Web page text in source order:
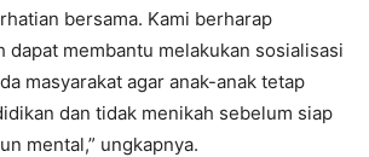
bersama. Kami berharap
dapat membantu melakukan sosialisasi
masyarakat agar anak-anak tetap
dan tidak menikah sebelum siap
mental,” ungkapnya.